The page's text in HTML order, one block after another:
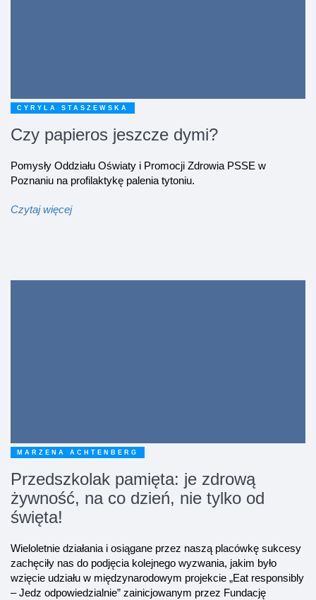
CYRYLA STASZEWSKA
Czy papieros jeszcze dymi?
Pomysły Oddziału Oświaty i Promocji Zdrowia PSSE w
Poznaniu na profilaktykę palenia tytoniu.
Czytaj więcej
MARZENA ACHTENBERG
Przedszkolak pamięta: je zdrową
żywność, na co dzień, nie tylko od
święta!
Wieloletnie działania i osiągane przez naszą placówkę sukcesy
zachęciły nas do podjęcia kolejnego wyzwania, jakim było
wzięcie udziału w międzynarodowym projekcie „Eat responsibly
– Jedz odpowiedzialnie” zainicjowanym przez Fundację